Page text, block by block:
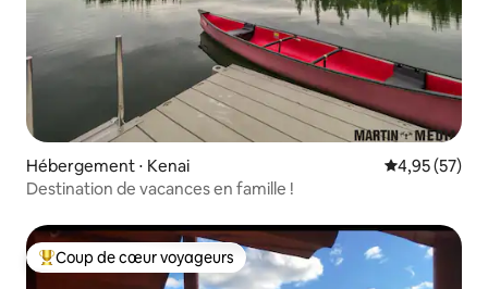
Hébergement ⋅ Kenai Évaluation
4,95 (57)
Destination de vacances en famille !
Coups de cœur voyageurs les plus appréciés
Coup de cœur voyageurs